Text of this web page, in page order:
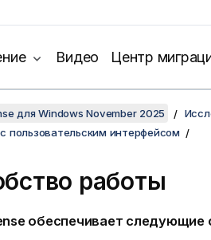
Видео Центр
для Windows November 2025
пользовательским интерфейсом
работы
обеспечивает следующие